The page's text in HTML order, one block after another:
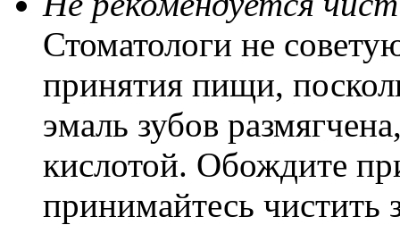
Стоматологи не
принятия пищи,
эмаль зубов
кислотой. Обождите
принимайтесь чистить